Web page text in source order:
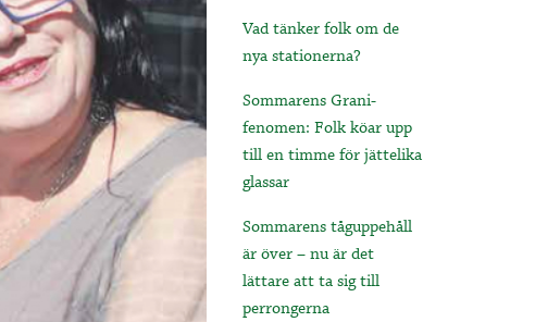
Vad tänker folk om de
nya stationerna?
Sommarens Grani-
fenomen: Folk köar upp
till en timme för jättelika
glassar
Sommarens tåguppehåll
är över – nu är det
lättare att ta sig till
perrongerna